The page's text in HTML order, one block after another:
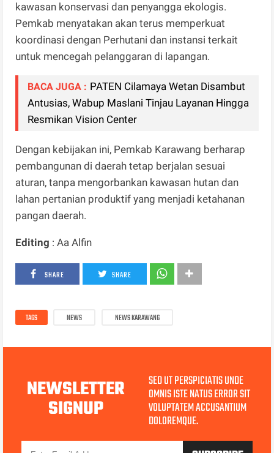
kawasan konservasi dan penyangga ekologis.
Pemkab menyatakan akan terus memperkuat
koordinasi dengan Perhutani dan instansi terkait
untuk mencegah pelanggaran di lapangan.
BACA JUGA : PATEN Cilamaya Wetan Disambut
Antusias, Wabup Maslani Tinjau Layanan Hingga
Resmikan Vision Center
Dengan kebijakan ini, Pemkab Karawang berharap
pembangunan di daerah tetap berjalan sesuai
aturan, tanpa mengorbankan kawasan hutan dan
lahan pertanian produktif yang menjadi ketahanan
pangan daerah.
Editing : Aa Alfin
SHARE SHARE
TAGS NEWS NEWS KARAWANG
NEWSLETTER
SIGNUP
SED UT PERSPICIATIS UNDE
OMNIS ISTE NATUS ERROR SIT
VOLUPTATEM ACCUSANTIUM
DOLOREMQUE.